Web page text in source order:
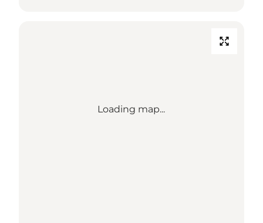
Loading map...